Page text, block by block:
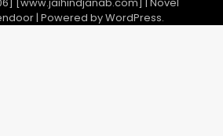
[www.jaihindjanab.com] | Novel
| Powered byWordPress.